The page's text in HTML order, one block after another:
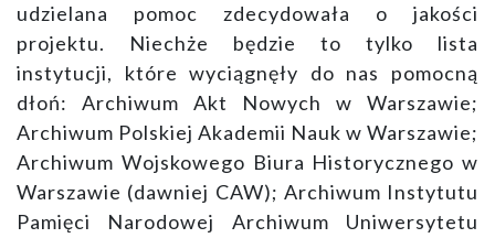
udzielana pomoc zdecydowała o jakości
projektu. Niechże będzie to tylko lista
instytucji, które wyciągnęły do nas pomocną
dłoń: Archiwum Akt Nowych w Warszawie;
Archiwum Polskiej Akademii Nauk w Warszawie;
Archiwum Wojskowego Biura Historycznego w
Warszawie (dawniej CAW); Archiwum Instytutu
Pamięci Narodowej Archiwum Uniwersytetu